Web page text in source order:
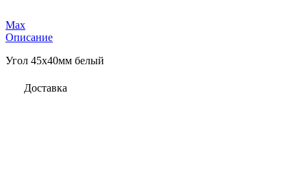
Max
Описание
Угол 45х40мм белый
Доставка